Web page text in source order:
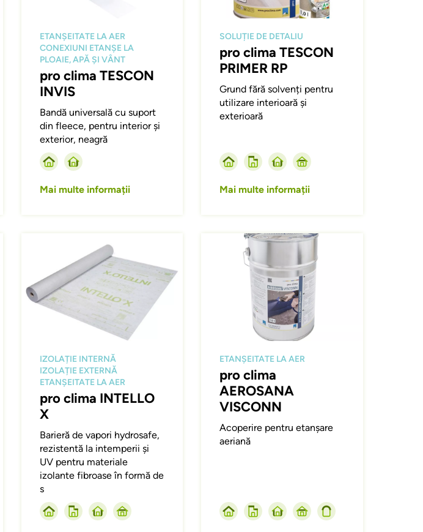
ETANȘEITATE LA AER
CONEXIUNI ETANȘE LA
PLOAIE, APĂ ȘI VÂNT
pro clima TESCON
INVIS
Bandă universală cu suport
din fleece, pentru interior și
exterior, neagră
Mai multe informații
SOLUȚIE DE DETALIU
pro clima TESCON
PRIMER RP
Grund fără solvenți pentru
utilizare interioară și
exterioară
Mai multe informații
IZOLAȚIE INTERNĂ
IZOLAȚIE EXTERNĂ
ETANȘEITATE LA AER
pro clima INTELLO
X
Barieră de vapori hydrosafe,
rezistentă la intemperii și
UV pentru materiale
izolante fibroase în formă de
s
Afbeelding
ETANȘEITATE LA AER
pro clima
AEROSANA
VISCONN
Acoperire pentru etanșare
aeriană